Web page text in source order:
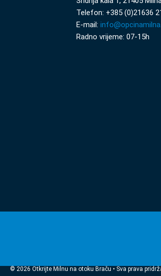
Telefon: +385 (0)21636
E-mail:
Radno vrijeme: 07-15h
© 2026 Otkrijte Milnu na otoku Braču • Sva prava